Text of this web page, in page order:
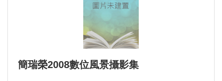
簡瑞榮2008數位風景攝影集